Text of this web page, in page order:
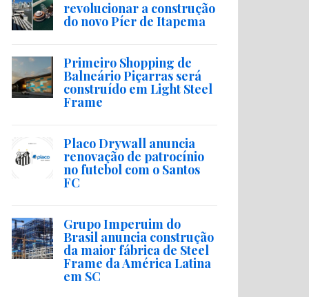
revolucionar a construção
do novo Píer de Itapema
Primeiro Shopping de
Balneário Piçarras será
construído em Light Steel
Frame
Placo Drywall anuncia
renovação de patrocínio
no futebol com o Santos
FC
Grupo Imperuim do
Brasil anuncia construção
da maior fábrica de Steel
Frame da América Latina
em SC